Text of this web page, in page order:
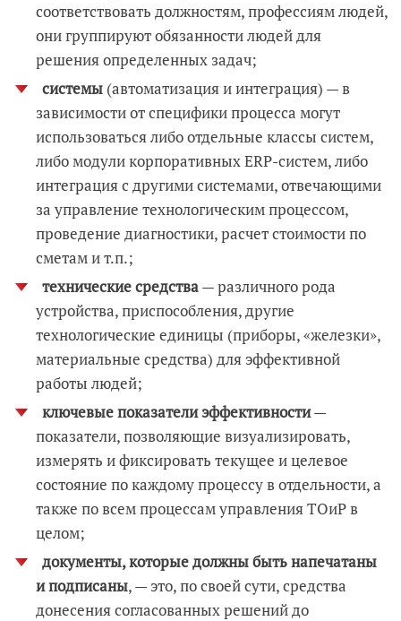
соответствовать должностям, профессиям людей,
они группируют обязанности людей для
решения определенных задач;
системы (автоматизация и интеграция) — в
зависимости от специфики процесса могут
использоваться либо отдельные классы систем,
либо модули корпоративных ERP-систем, либо
интеграция с другими системами, отвечающими
за управление технологическим процессом,
проведение диагностики, расчет стоимости по
сметам и т.п.;
технические средства— различного рода
устройства, приспособления, другие
технологические единицы (приборы, «железки»,
материальные средства) для эффективной
работы людей;
ключевые показатели эффективности—
показатели, позволяющие визуализировать,
измерять и фиксировать текущее и целевое
состояние по каждому процессу в отдельности, а
также по всем процессам управления ТОиР в
целом;
документы, которые должны быть напечатаны
и подписаны, — это, по своей сути, средства
донесения согласованных решений до